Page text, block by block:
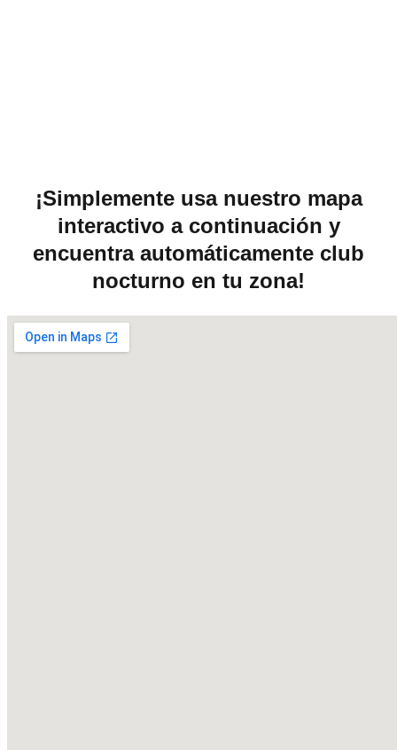
¡Simplemente usa nuestro mapa
interactivo a continuación y
encuentra automáticamente club
nocturno en tu zona!